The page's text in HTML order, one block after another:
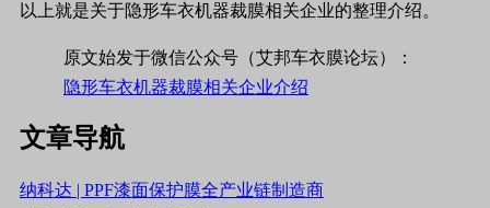
以上就是关于隐形车衣机器裁膜相关企业的整理介绍。
原文始发于微信公众号（艾邦车衣膜论坛）：
隐形车衣机器裁膜相关企业介绍
文章导航
纳科达 | PPF漆面保护膜全产业链制造商